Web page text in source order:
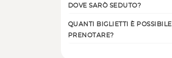
DOVE SARÒ SEDUTO?
QUANTI BIGLIETTI È POSSIBILE
PRENOTARE?